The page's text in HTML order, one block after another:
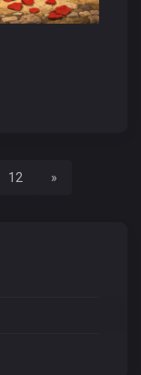
12 »